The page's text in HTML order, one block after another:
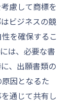
慮して商標を
ビジネスの競
を確保するこ
は、必要な書
、出願書類の
因となるた
通じて共有し